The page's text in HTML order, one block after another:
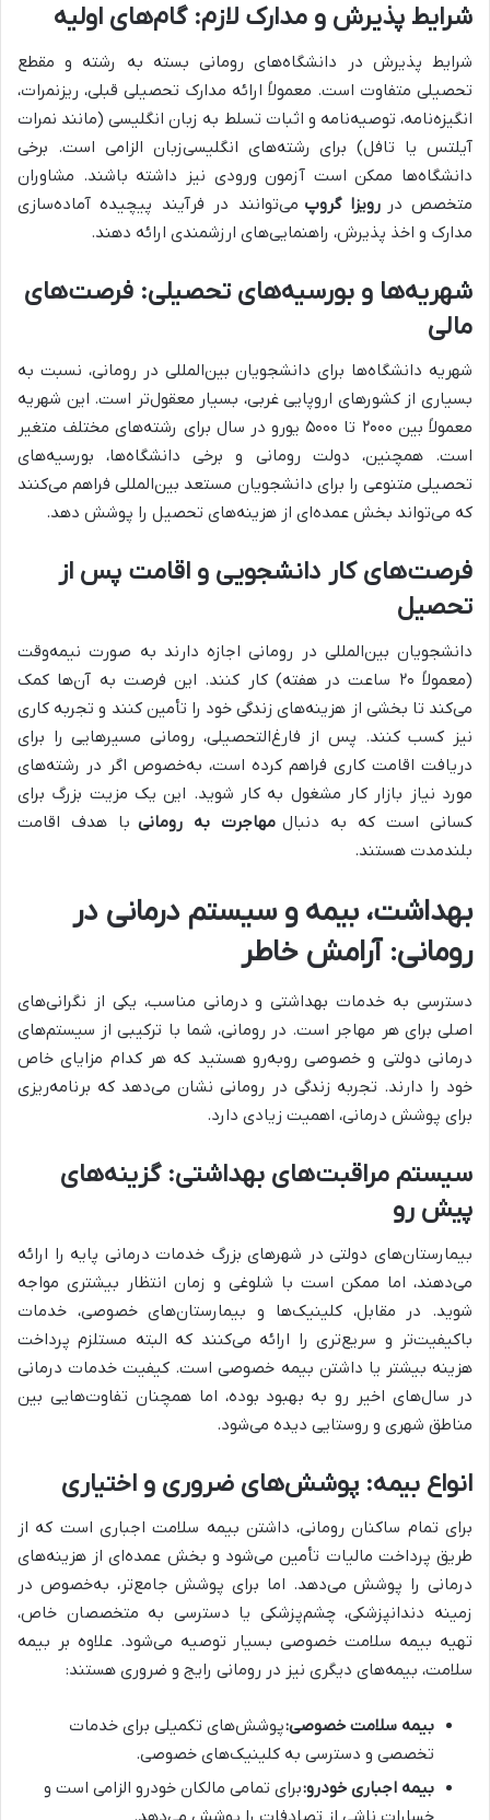
شرایط پذیرش و مدارک لازم: گام‌های اولیه
شرایط پذیرش در دانشگاه‌های رومانی بسته به رشته و مقطع
تحصیلی متفاوت است. معمولاً ارائه مدارک تحصیلی قبلی، ریزنمرات،
انگیزه‌نامه، توصیه‌نامه و اثبات تسلط به زبان انگلیسی (مانند نمرات
آیلتس یا تافل) برای رشته‌های انگلیسی‌زبان الزامی است. برخی
دانشگاه‌ها ممکن است آزمون ورودی نیز داشته باشند. مشاوران
متخصص در رویزا گروپ می‌توانند در فرآیند پیچیده آماده‌سازی
مدارک و اخذ پذیرش، راهنمایی‌های ارزشمندی ارائه دهند.
شهریه‌ها و بورسیه‌های تحصیلی: فرصت‌های
مالی
شهریه دانشگاه‌ها برای دانشجویان بین‌المللی در رومانی، نسبت به
بسیاری از کشورهای اروپایی غربی، بسیار معقول‌تر است. این شهریه
معمولاً بین ۲۰۰۰ تا ۵۰۰۰ یورو در سال برای رشته‌های مختلف متغیر
است. همچنین، دولت رومانی و برخی دانشگاه‌ها، بورسیه‌های
تحصیلی متنوعی را برای دانشجویان مستعد بین‌المللی فراهم می‌کنند
که می‌تواند بخش عمده‌ای از هزینه‌های تحصیل را پوشش دهد.
فرصت‌های کار دانشجویی و اقامت پس از
تحصیل
دانشجویان بین‌المللی در رومانی اجازه دارند به صورت نیمه‌وقت
(معمولاً ۲۰ ساعت در هفته) کار کنند. این فرصت به آن‌ها کمک
می‌کند تا بخشی از هزینه‌های زندگی خود را تأمین کنند و تجربه کاری
نیز کسب کنند. پس از فارغ‌التحصیلی، رومانی مسیرهایی را برای
دریافت اقامت کاری فراهم کرده است، به‌خصوص اگر در رشته‌های
مورد نیاز بازار کار مشغول به کار شوید. این یک مزیت بزرگ برای
کسانی است که به دنبال مهاجرت به رومانی با هدف اقامت
بلندمدت هستند.
بهداشت، بیمه و سیستم درمانی در
رومانی: آرامش خاطر
دسترسی به خدمات بهداشتی و درمانی مناسب، یکی از نگرانی‌های
اصلی برای هر مهاجر است. در رومانی، شما با ترکیبی از سیستم‌های
درمانی دولتی و خصوصی روبه‌رو هستید که هر کدام مزایای خاص
خود را دارند. تجربه زندگی در رومانی نشان می‌دهد که برنامه‌ریزی
برای پوشش درمانی، اهمیت زیادی دارد.
سیستم مراقبت‌های بهداشتی: گزینه‌های
پیش رو
بیمارستان‌های دولتی در شهرهای بزرگ خدمات درمانی پایه را ارائه
می‌دهند، اما ممکن است با شلوغی و زمان انتظار بیشتری مواجه
شوید. در مقابل، کلینیک‌ها و بیمارستان‌های خصوصی، خدمات
باکیفیت‌تر و سریع‌تری را ارائه می‌کنند که البته مستلزم پرداخت
هزینه بیشتر یا داشتن بیمه خصوصی است. کیفیت خدمات درمانی
در سال‌های اخیر رو به بهبود بوده، اما همچنان تفاوت‌هایی بین
مناطق شهری و روستایی دیده می‌شود.
انواع بیمه: پوشش‌های ضروری و اختیاری
برای تمام ساکنان رومانی، داشتن بیمه سلامت اجباری است که از
طریق پرداخت مالیات تأمین می‌شود و بخش عمده‌ای از هزینه‌های
درمانی را پوشش می‌دهد. اما برای پوشش جامع‌تر، به‌خصوص در
زمینه دندانپزشکی، چشم‌پزشکی یا دسترسی به متخصصان خاص،
تهیه بیمه سلامت خصوصی بسیار توصیه می‌شود. علاوه بر بیمه
سلامت، بیمه‌های دیگری نیز در رومانی رایج و ضروری هستند:
بیمه سلامت خصوصی:پوشش‌های تکمیلی برای خدمات
تخصصی و دسترسی به کلینیک‌های خصوصی.
بیمه اجباری خودرو:برای تمامی مالکان خودرو الزامی است و